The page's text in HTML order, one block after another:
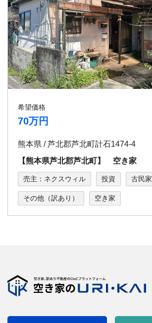
希望価格
70万円
熊本県 / 芦北郡芦北町計石1474-4
【熊本県芦北郡芦北町】 空き家
売主：ネクスウィル 投資 古民家
その他（訳あり） 空き家